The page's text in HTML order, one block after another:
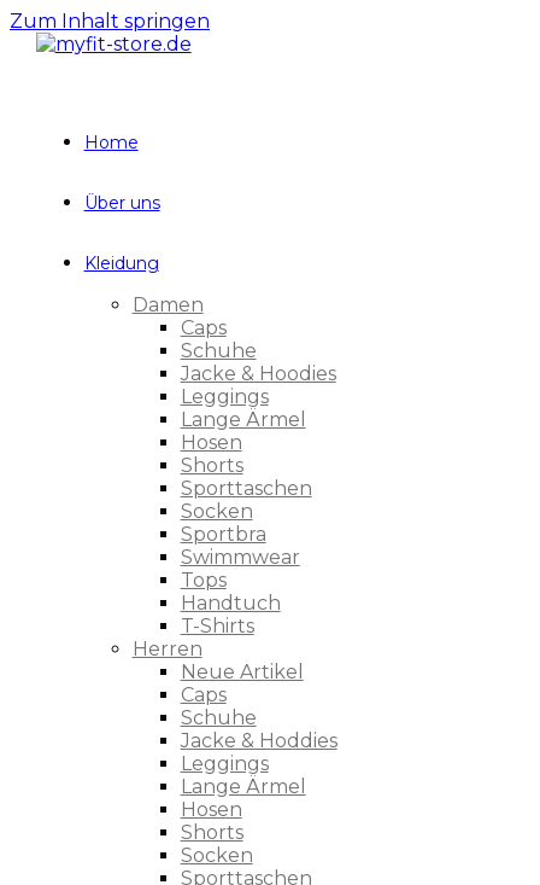
Zum Inhalt springen
Home
Über uns
Kleidung
Damen
Caps
Schuhe
Jacke & Hoodies
Leggings
Lange Ärmel
Hosen
Shorts
Sporttaschen
Socken
Sportbra
Swimmwear
Tops
Handtuch
T-Shirts
Herren
Neue Artikel
Caps
Schuhe
Jacke & Hoddies
Leggings
Lange Ärmel
Hosen
Shorts
Socken
Sporttaschen